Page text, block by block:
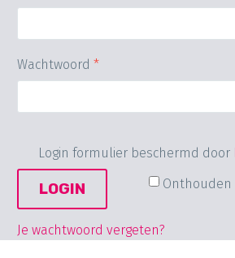
Wachtwoord *
Login formulier beschermd door
LOGIN Onthouden
Je wachtwoord vergeten?